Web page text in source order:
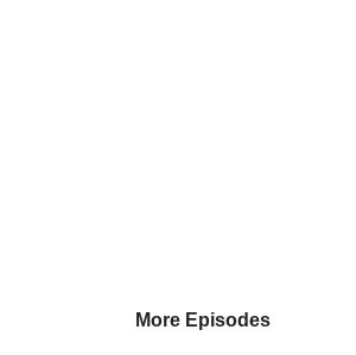
More Episodes